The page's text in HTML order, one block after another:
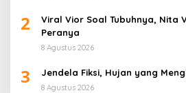
2
Viral Vior Soal Tubuhnya, Nita
Peranya
8 Agustus 2026
3 Jendela Fiksi, Hujan yang
8 Agustus 2026